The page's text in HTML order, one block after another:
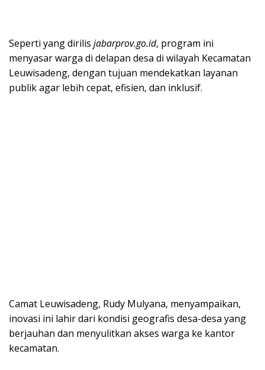
Seperti yang dirilis jabarprov.go.id, program ini
menyasar warga di delapan desa di wilayah Kecamatan
Leuwisadeng, dengan tujuan mendekatkan layanan
publik agar lebih cepat, efisien, dan inklusif.
Camat Leuwisadeng, Rudy Mulyana, menyampaikan,
inovasi ini lahir dari kondisi geografis desa-desa yang
berjauhan dan menyulitkan akses warga ke kantor
kecamatan.